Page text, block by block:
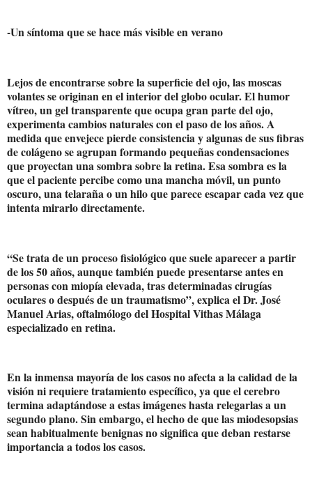
-Un síntoma que se hace más visible en verano
Lejos de encontrarse sobre la superficie del ojo, las moscas
volantes se originan en el interior del globo ocular. El humor
vítreo, un gel transparente que ocupa gran parte del ojo,
experimenta cambios naturales con el paso de los años. A
medida que envejece pierde consistencia y algunas de sus fibras
de colágeno se agrupan formando pequeñas condensaciones
que proyectan una sombra sobre la retina. Esa sombra es la
que el paciente percibe como una mancha móvil, un punto
oscuro, una telaraña o un hilo que parece escapar cada vez que
intenta mirarlo directamente.
“Se trata de un proceso fisiológico que suele aparecer a partir
de los 50 años, aunque también puede presentarse antes en
personas con miopía elevada, tras determinadas cirugías
oculares o después de un traumatismo”, explica el Dr. José
Manuel Arias, oftalmólogo del Hospital Vithas Málaga
especializado en retina.
En la inmensa mayoría de los casos no afecta a la calidad de la
visión ni requiere tratamiento específico, ya que el cerebro
termina adaptándose a estas imágenes hasta relegarlas a un
segundo plano. Sin embargo, el hecho de que las miodesopsias
sean habitualmente benignas no significa que deban restarse
importancia a todos los casos.